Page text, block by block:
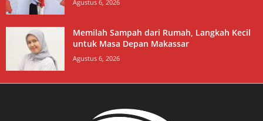
Agustus 6, 2026
Memilah Sampah dari Rumah, Langkah Kecil
untuk Masa Depan Makassar
Agustus 6, 2026